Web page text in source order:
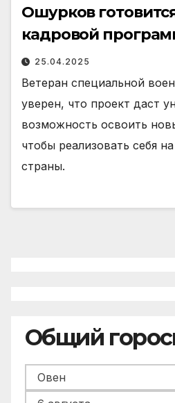
Ошурков
кадровой
25.04.2025
Ветеран специальной
уверен, что проект даст
возможность освоить
чтобы реализовать себя
страны.
Общий